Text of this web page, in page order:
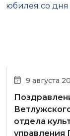
9 августа
отдела
управления